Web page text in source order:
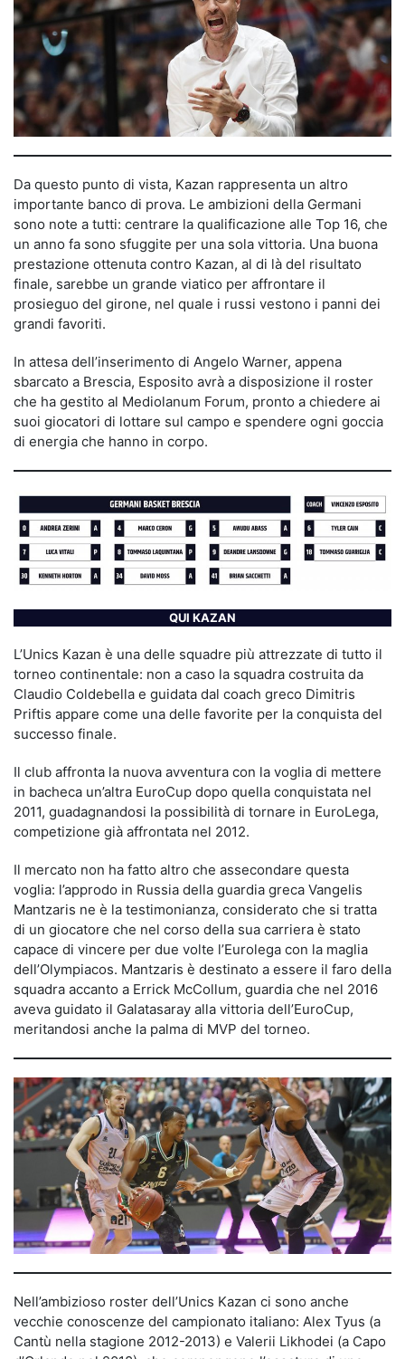
Da questo punto di vista, Kazan rappresenta un altro
importante banco di prova. Le ambizioni della Germani
sono note a tutti: centrare la qualificazione alle Top 16, che
un anno fa sono sfuggite per una sola vittoria. Una buona
prestazione ottenuta contro Kazan, al di là del risultato
finale, sarebbe un grande viatico per affrontare il
prosieguo del girone, nel quale i russi vestono i panni dei
grandi favoriti.
In attesa dell’inserimento di Angelo Warner, appena
sbarcato a Brescia, Esposito avrà a disposizione il roster
che ha gestito al Mediolanum Forum, pronto a chiedere ai
suoi giocatori di lottare sul campo e spendere ogni goccia
di energia che hanno in corpo.
QUI KAZAN
L’Unics Kazan è una delle squadre più attrezzate di tutto il
torneo continentale: non a caso la squadra costruita da
Claudio Coldebella e guidata dal coach greco Dimitris
Priftis appare come una delle favorite per la conquista del
successo finale.
Il club affronta la nuova avventura con la voglia di mettere
in bacheca un’altra EuroCup dopo quella conquistata nel
2011, guadagnandosi la possibilità di tornare in EuroLega,
competizione già affrontata nel 2012.
Il mercato non ha fatto altro che assecondare questa
voglia: l’approdo in Russia della guardia greca Vangelis
Mantzaris ne è la testimonianza, considerato che si tratta
di un giocatore che nel corso della sua carriera è stato
capace di vincere per due volte l’Eurolega con la maglia
dell’Olympiacos. Mantzaris è destinato a essere il faro della
squadra accanto a Errick McCollum, guardia che nel 2016
aveva guidato il Galatasaray alla vittoria dell’EuroCup,
meritandosi anche la palma di MVP del torneo.
Nell’ambizioso roster dell’Unics Kazan ci sono anche
vecchie conoscenze del campionato italiano: Alex Tyus (a
Cantù nella stagione 2012-2013) e Valerii Likhodei (a Capo